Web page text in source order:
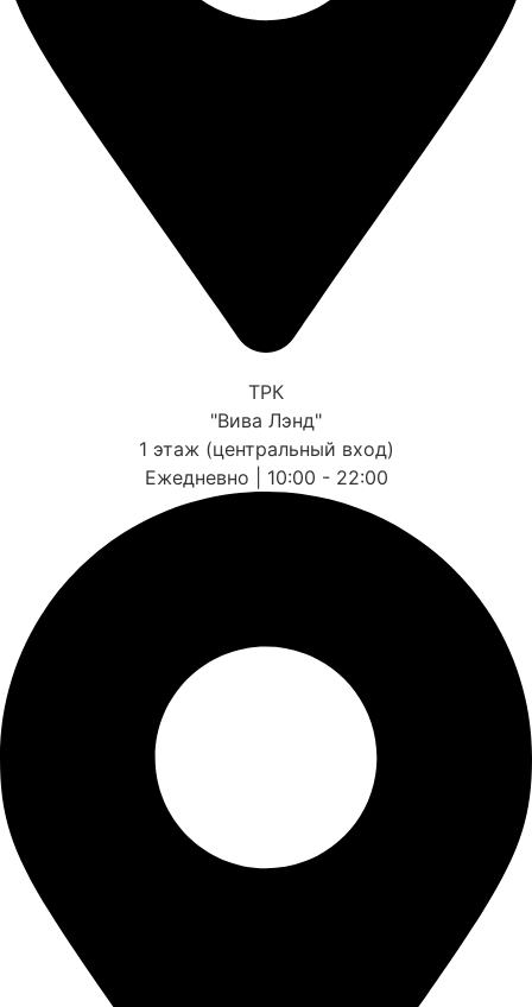
ТРК
"Вива Лэнд"
1 этаж (центральный вход)
Ежедневно | 10:00 - 22:00